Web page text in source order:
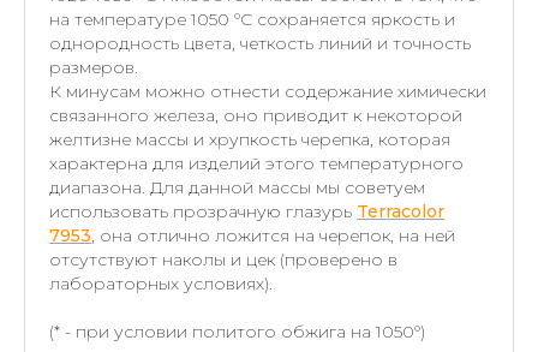
на температуре 1050 °C сохраняется яркость и
однородность цвета, четкость линий и точность
размеров.
К минусам можно отнести содержание химически
связанного железа, оно приводит к некоторой
желтизне массы и хрупкость черепка, которая
характерна для изделий этого температурного
диапазона. Для данной массы мы советуем
использовать прозрачную глазурь Terracolor
7953, она отлично ложится на черепок, на ней
отсутствуют наколы и цек (проверено в
лабораторных условиях).
(* - при условии политого обжига на 1050°)